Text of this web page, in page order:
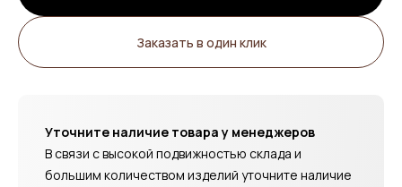
Заказать в один клик
Уточните наличие товара у менеджеров
В связи с высокой подвижностью склада и
большим количеством изделий уточните наличие